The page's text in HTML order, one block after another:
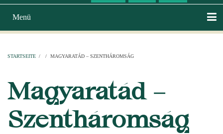
Hauptnavigation
Menü
STARTSEITE / / MAGYARATÁD – SZENTHÁROMSÁG
Magyaratád –
Szentháromság